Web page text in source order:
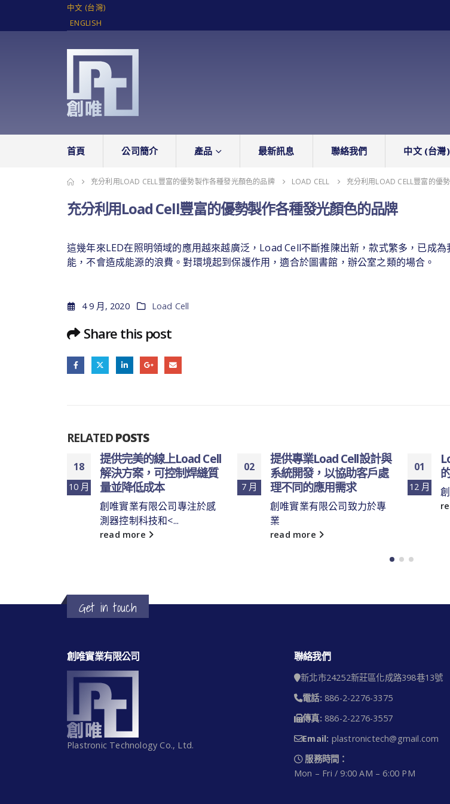
中文 (台灣)
ENGLISH
首頁 公司簡介 產品 最新訊息 聯絡我們 中文 (台灣)
充分利用LOAD CELL豐富的優勢製作各種發光顏色的品牌 LOAD CELL 充分利用LOAD CELL豐富的優
充分利用Load Cell豐富的優勢製作各種發光顏色的品牌
這幾年來LED在照明領域的應用越來越廣泛，Load Cell不斷推陳出新，款式繁多，已成為
能，不會造成能源的浪費。對環境起到保護作用，適合於圖書館，辦公室之類的場合。
4 9 月, 2020 Load Cell
Share this post
RELATEDPOSTS
提供完美的線上Load Cell
解決方案，可控制焊縫質
量並降低成本
創唯實業有限公司專注於感
測器控制科技和<...
02
提供專業Load Cell設計與
系統開發，以協助客戶處
理不同的應用需求
創唯實業有限公司致力於專
01
Load Cell
的服務
創唯實業有
Get in touch
創唯實業有限公司
Plastronic Technology Co., Ltd.
聯絡我們
新北市24252新莊區化成路398巷13號
電話: 886-2-2276-3375
傳真: 886-2-2276-3557
Email: plastronictech@gmail.com
服務時間：
Mon – Fri / 9:00 AM – 6:00 PM